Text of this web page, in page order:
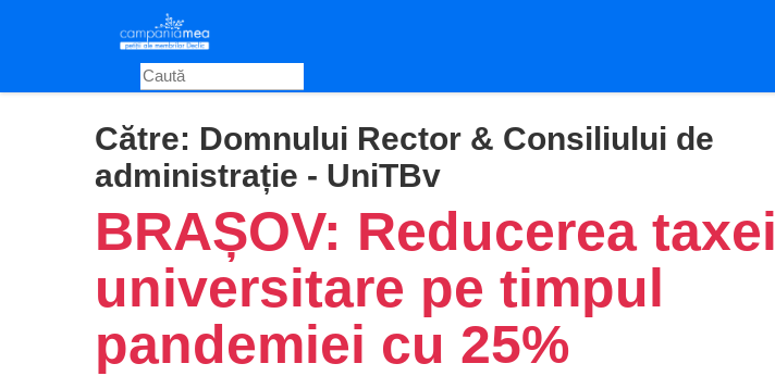
content
Către: Domnului Rector & Consiliului de
administrație - UniTBv
BRAȘOV: Reducerea taxei
universitare pe timpul
pandemiei cu 25%